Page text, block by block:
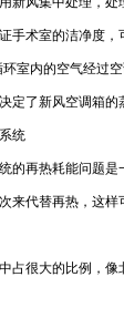
手术室的洁净度
室内的空气经过
定了新风空调箱
统
的再热耗能问题
来代替再热，这样
占很大的比例，